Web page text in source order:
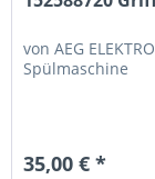
von AEG
Spülmaschine
35,00 € *